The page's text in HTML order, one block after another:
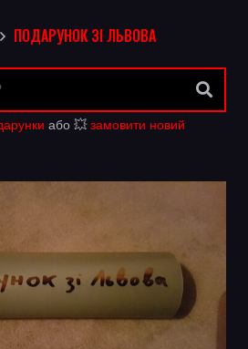
ПОДАРУНОК ЗІ ЛЬВОВА
або 💥замовити новий